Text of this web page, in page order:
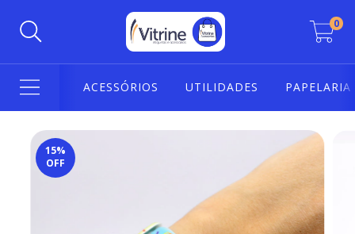
0
ACESSÓRIOS UTILIDADES PAPELARIA
15%
OFF